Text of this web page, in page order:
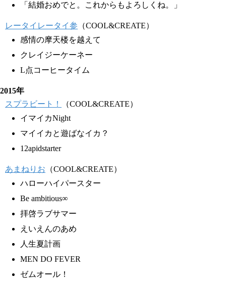
「結婚おめでと。これからもよろしくね。」
レータイレータイ参 （COOL&CREATE）
感情の摩天楼を越えて
クレイジーケーネー
L点コーヒータイム
2015年
スプラビート！
（COOL&CREATE）
イマイカNight
マイイカと遊ばなイカ？
12apidstarter
あまねりお （COOL&CREATE）
ハローハイパースター
Be ambitious∞
拝啓ラブサマー
えいえんのあめ
人生夏計画
MEN DO FEVER
ゼムオール！